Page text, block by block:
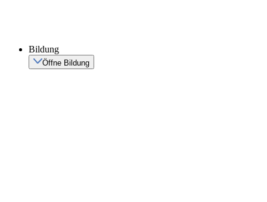
Bildung
Öffne Bildung